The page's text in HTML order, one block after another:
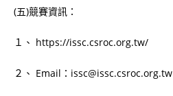
(五)競賽資訊：
１、 https://issc.csroc.org.tw/
２、 Email：issc@issc.csroc.org.tw